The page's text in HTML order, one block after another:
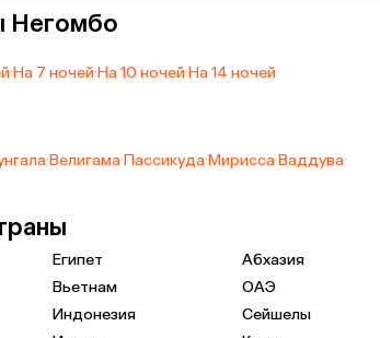
Негомбо
·На 7 ночей·На 10 ночей·На 14 ночей·
·Велигама·Пассикуда·Мирисса·Ваддува·
Египет
Абхазия
Вьетнам
ОАЭ
Индонезия
Сейшелы